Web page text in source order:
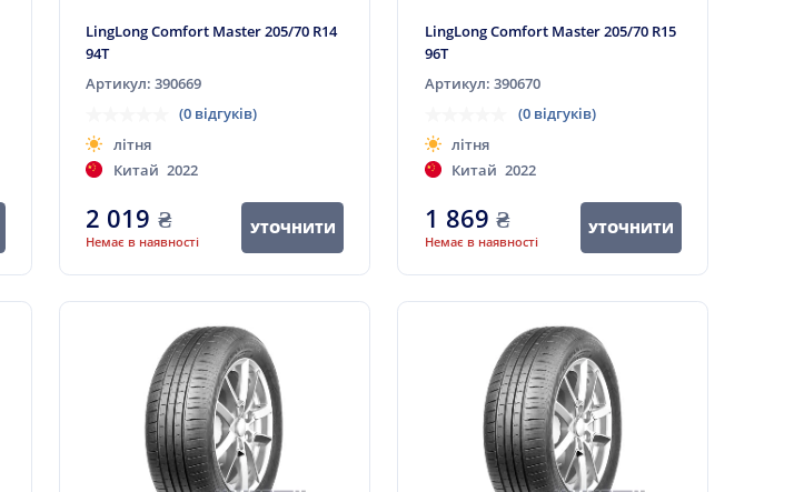
LingLong Comfort Master 205/70 R14
94T
Артикул: 390669
(0 відгуків)
літня
Китай 2022
2 019 ₴
Немає в наявності
УТОЧНИТИ
LingLong Comfort Master 205/70 R15
96T
Артикул: 390670
(0 відгуків)
літня
Китай 2022
1 869 ₴
Немає в наявності
УТОЧНИТИ